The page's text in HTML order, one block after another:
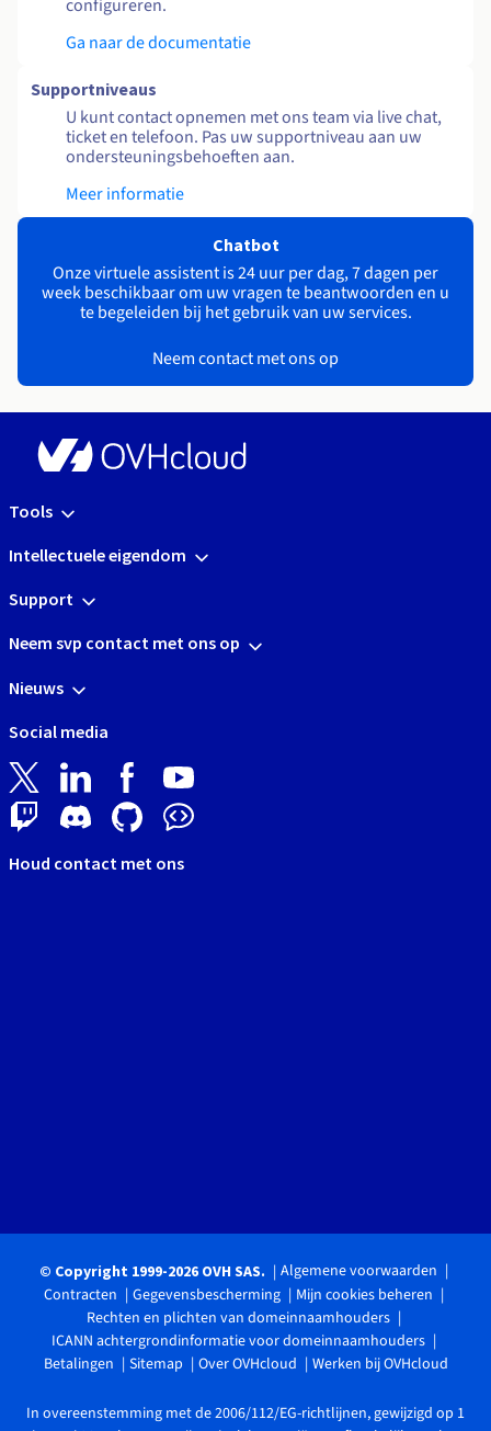
configureren.
Ga naar de documentatie
Supportniveaus
U kunt contact opnemen met ons team via live chat,
ticket en telefoon. Pas uw supportniveau aan uw
ondersteuningsbehoeften aan.
Meer informatie
Chatbot
Onze virtuele assistent is 24 uur per dag, 7 dagen per
week beschikbaar om uw vragen te beantwoorden en u
te begeleiden bij het gebruik van uw services.
Neem contact met ons op
Tools
Intellectuele eigendom
Support
Neem svp contact met ons op
Nieuws
Social media
Houd contact met ons
© Copyright 1999-2026 OVH SAS.
Algemene voorwaarden
Contracten
Gegevensbescherming
Mijn cookies beheren
Rechten en plichten van domeinnaamhouders
ICANN achtergrondinformatie voor domeinnaamhouders
Betalingen
Sitemap Over OVHcloud Werken bij OVHcloud
In overeenstemming met de 2006/112/EG-richtlijnen, gewijzigd op 1